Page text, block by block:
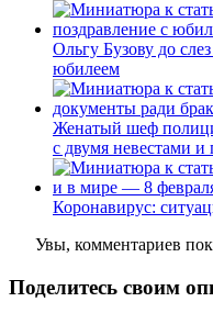
Ольгу Бузову до
юбилеем
Женатый шеф
с двумя невестами и
Коронавирус:
Увы, комментариев
Поделитесь своим